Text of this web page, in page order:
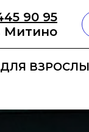
90 95
Митино